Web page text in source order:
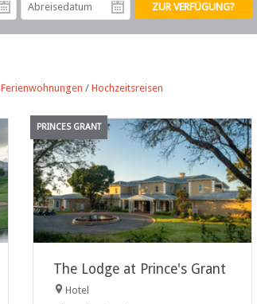
Ferienwohnungen / Hochzeitsreisen
PRINCES GRANT
The Lodge at Prince's Grant
Hotel